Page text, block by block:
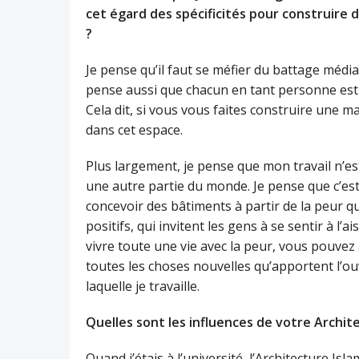
cet égard des spécificités pour construire
?
Je pense qu’il faut se méfier du battage
pense aussi que chacun en tant personne
Cela dit, si vous vous faites construire une
dans cet espace.
Plus largement, je pense que mon travail
une autre partie du monde. Je pense que
concevoir des bâtiments à partir de la peur
positifs, qui invitent les gens à se sentir à
vivre toute une vie avec la peur, vous
toutes les choses nouvelles qu’apportent
laquelle je travaille.
Quelles sont les influences de votre